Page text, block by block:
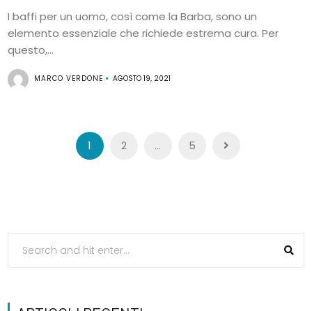
I baffi per un uomo, così come la Barba, sono un
elemento essenziale che richiede estrema cura. Per
questo,...
MARCO VERDONE AGOSTO 19, 2021
Navigazione
1 2 … 5